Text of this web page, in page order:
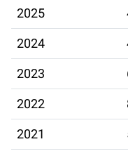
2025
2024
2023
2022
2021